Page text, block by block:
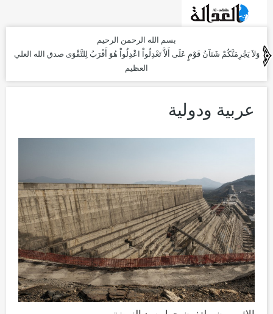
بسم الله الرحمن الرحيم
وَلاَ يَجْرِمَنَّكُمْ شَنَآنُ قَوْمٍ عَلَى أَلاَّ تَعْدِلُواْ اعْدِلُواْ هُوَ أَقْرَبُ لِلتَّقْوَى صدق الله العلي
العظيم
عربية ودولية